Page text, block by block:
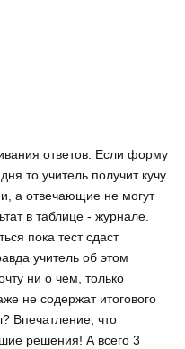
ответов. Если форму
то учитель получит кучу
а отвечающие не могут
в таблице - журнале.
пока тест сдаст
учитель об этом
ни о чем, только
не содержат итогового
Впечатление, что
решения! А всего 3